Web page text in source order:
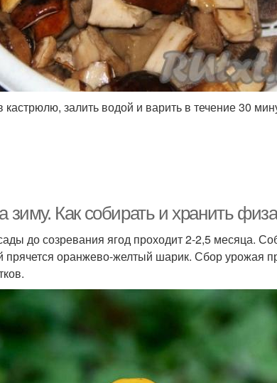
залить водой и варить в течение 30
зиму. Как собирать и хранить
до созревания ягод проходит 2-2,5 месяца.
прячется оранжево-желтый шарик. Сбор урожая